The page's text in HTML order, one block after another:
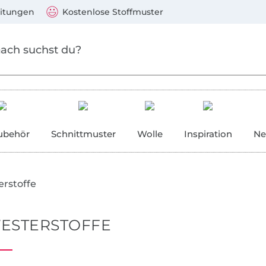
Kostenlose Stoffmuster
Schnittmuster Wolle Inspiration
Mastercard, PayPal, Giropay, Kauf auf Rechnung,